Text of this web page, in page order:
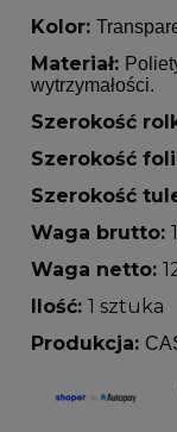
Kolor:
Materiał:
wytrzymałości.
Szerokość
Szerokość
Szerokość
Waga brutto:
Waga netto:
Ilość: 1 sztuka
Produkcja: